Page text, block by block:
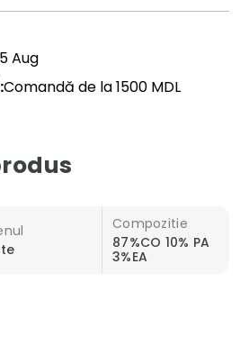
Aug
Comandă de la 1500 MDL
Compozitie
87%CO 10% PA
3%EA